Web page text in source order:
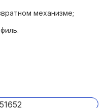
механизме;